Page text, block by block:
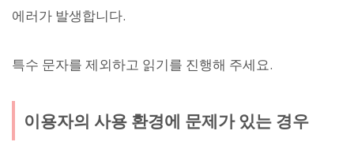
에러가 발생합니다.
특수 문자를 제외하고 읽기를 진행해 주세요.
이용자의 사용 환경에 문제가 있는 경우